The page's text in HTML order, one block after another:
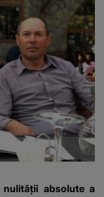
nulității absolute a